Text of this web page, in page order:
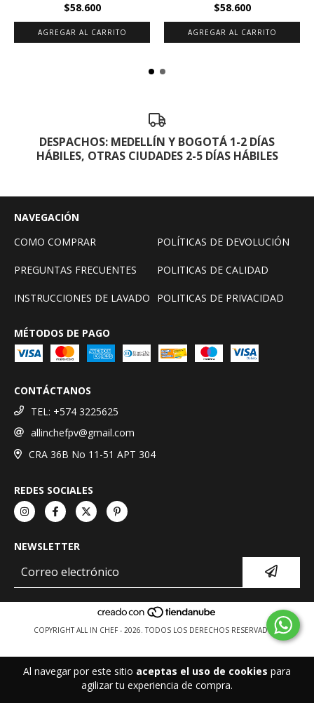
Al navegar por este sitio aceptas el uso de cookies para
agilizar tu experiencia de compra.
$58.600 $58.600
DESPACHOS: MEDELLÍN Y BOGOTÁ 1-2 DÍAS
HÁBILES, OTRAS CIUDADES 2-5 DÍAS HÁBILES
NAVEGACIÓN
COMO COMPRAR
POLÍTICAS DE DEVOLUCIÓN
PREGUNTAS FRECUENTES POLITICAS DE CALIDAD
INSTRUCCIONES DE LAVADO POLITICAS DE PRIVACIDAD
MÉTODOS DE PAGO
CONTÁCTANOS
TEL: +574 3225625
allinchefpv@gmail.com
CRA 36B No 11-51 APT 304
REDES SOCIALES
NEWSLETTER
COPYRIGHT ALL IN CHEF - 2026. TODOS LOS DERECHOS RESERVADOS.